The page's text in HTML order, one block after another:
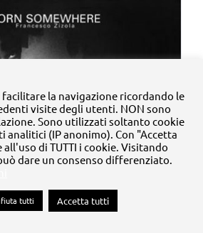
facilitare la navigazione ricordando le
visite degli utenti. NON sono
Sono utilizzati soltanto cookie
analitici (IP anonimo). Con "Accetta
di TUTTI i cookie. Visitando
dare un consenso differenziato.
tutti Accetta tutti